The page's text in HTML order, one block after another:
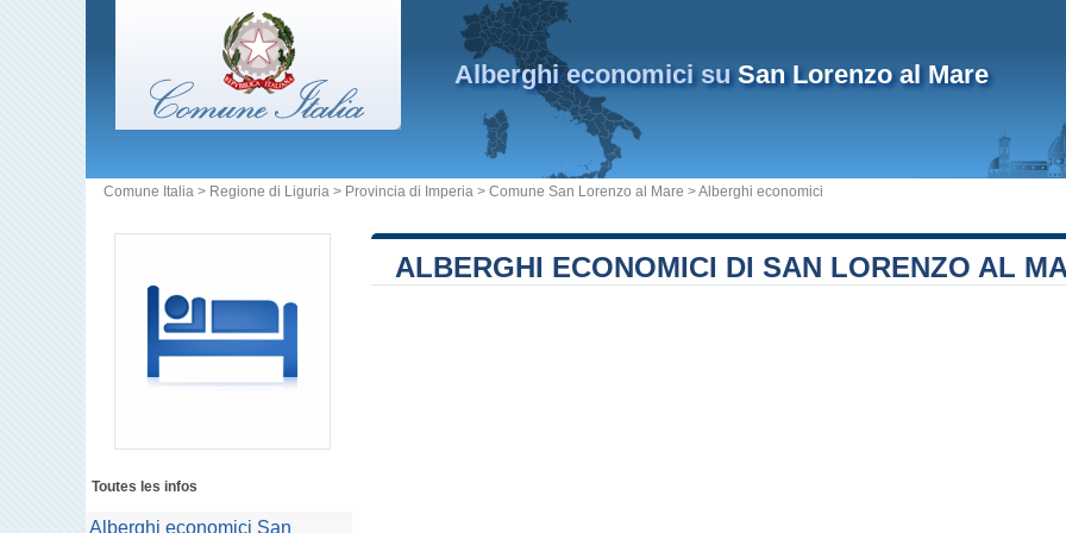
Alberghi economici suSan Lorenzo al Mare
Comune Italia > Regione di Liguria > Provincia di Imperia > Comune San Lorenzo al Mare > Alberghi economici
ALBERGHI ECONOMICI DI SAN LORENZO AL
Toutes les infos
Alberghi economici San